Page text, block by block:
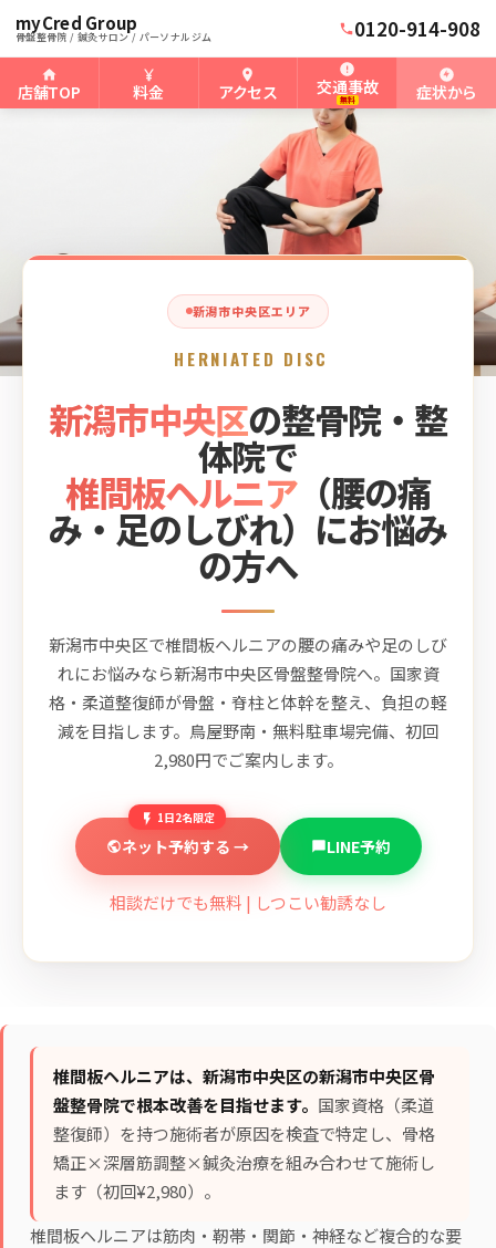
myCred Group
骨盤整骨院 / 鍼灸サロン / パーソナルジム 0120-914-908
店舗TOP 料金 アクセス 交通事故
無料 症状から
ホーム › 新潟市中央区骨盤整骨院 新潟市中央区の椎間板ヘルニア
新潟市中央区エリア
HERNIATED DISC
新潟市中央区の整骨院・整
体院で
椎間板ヘルニア （腰の痛
み・足のしびれ）にお悩み
の方へ
新潟市中央区で椎間板ヘルニアの腰の痛みや足のしび
れにお悩みなら新潟市中央区骨盤整骨院へ。国家資
格・柔道整復師が骨盤・脊柱と体幹を整え、負担の軽
減を目指します。鳥屋野南・無料駐車場完備、初回
2,980円でご案内します。
1日2名限定
ネット予約する → LINE予約
相談だけでも無料 | しつこい勧誘なし
椎間板ヘルニアは、新潟市中央区の新潟市中央区骨
盤整骨院で根本改善を目指せます。 国家資格（柔道
整復師）を持つ施術者が原因を検査で特定し、 骨格
矯正×深層筋調整×鍼灸治療を組み合わせて施術し
ます（初回¥2,980）。
椎間板ヘルニアは筋肉・靭帯・関節・神経など複合的な要